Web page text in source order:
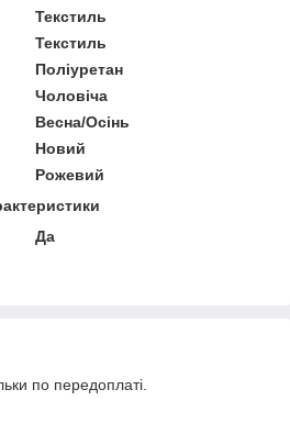
Текстиль
Текстиль
Поліуретан
Чоловіча
Весна/Осінь
Новий
Рожевий
Да
по передоплаті.